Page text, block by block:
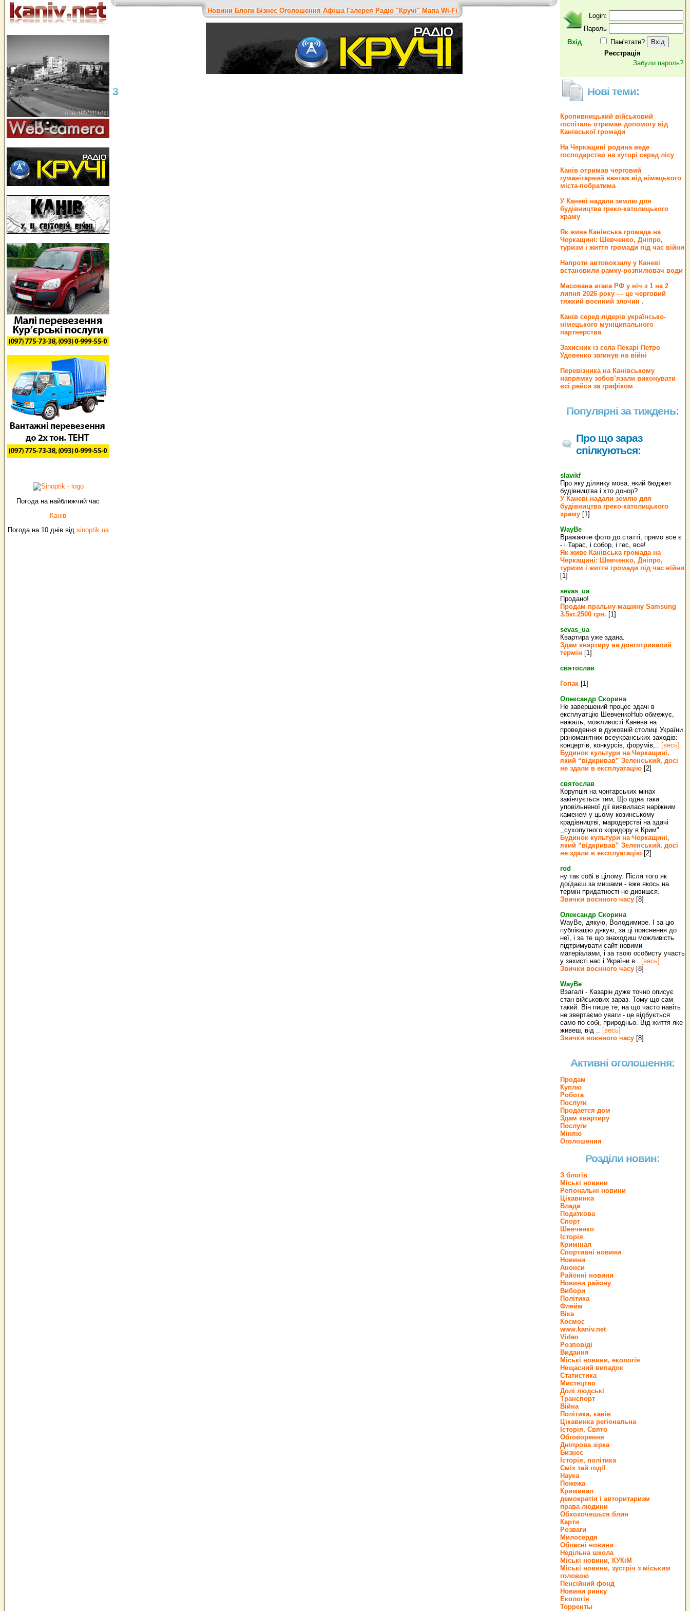
Погода на найближчий час
Канів
Погода на 10 днів від sinoptik.ua
Новини Блоги Бізнес Оголошення Афіша Галерея Радіо "Кручі" Мапа Wi-Fi
3
Вхід
Login:
Пароль
Пам'ятати?
Реєстрація
Забули пароль?
Нові теми:
Кропивницький військовий
госпіталь отримав допомогу від
Канівської громади
На Черкащині родина веде
господарство на хуторі серед лісу
Канів отримав черговий
гуманітарний вантаж від німецького
міста-побратима
У Каневі надали землю для
будівництва греко‐католицького
храму
Як живе Канівська громада на
Черкащині: Шевченко, Дніпро,
туризм і життя громади під час війни
Напроти автовокзалу у Каневі
встановили рамку-розпилювач води
Масована атака РФ у ніч з 1 на 2
липня 2026 року — це черговий
тяжкий воєнний злочин .
Канів серед лідерів українсько-
німецького муніципального
партнерства
Захисник із села Пекарі Петро
Удовенко загинув на війні
Перевізника на Канівському
напрямку зобов’язали виконувати
всі рейси за графіком
Популярні за тиждень:
Про що зараз
спілкуються:
slavikf
Про яку ділянку мова, який бюджет
будівництва і хто донор?
У Каневі надали землю для
будівництва греко‐католицького
храму [1]
WayBe
Вражаюче фото до статті, прямо все є
- і Тарас, і собор, і гес, все!
Як живе Канівська громада на
Черкащині: Шевченко, Дніпро,
туризм і життя громади під час війни
[1]
sevas_ua
Продано!
Продам пральну машину Samsung
3.5кг.2500 грн. [1]
sevas_ua
Квартира уже здана.
Здам квартиру на довготривалий
термін [1]
святослав
Гопак [1]
Олександр Скорина
Не завершений процес здачі в
експлуатцію ШевченкоHub обмежує,
нажаль, можливості Канева на
проведення в дужовній столиці України
різноманітних всеукранських заходів:
концертів, конкурсів, форумів,.. [весь]
Будинок культури на Черкащині,
який “відкривав” Зеленський, досі
не здали в експлуатацію [2]
святослав
Корупція на чонгарських мінах
закінчується тим, Що одна така
уповільненої дії виявилася наріжним
каменем у цьому козинському
крадівництві, мародерстві на здачі
,,сухопутного коридору в Крим"..
Будинок культури на Черкащині,
який “відкривав” Зеленський, досі
не здали в експлуатацію [2]
rod
ну так собі в цілому. Після того як
доїдаєш за мишами - вже якось на
термін придатності не дивишся.
Звички воєнного часу [8]
Олександр Скорина
WayBe, дякую, Володимире. І за цю
публікацію дякую, за ці пояснення до
неї, і за те що знаходиш можливість
підтримувати сайт новими
матеріалами, і за твою особисту участь
у захисті нас і України в.. [весь]
Звички воєнного часу [8]
WayBe
Взагалі - Казарін дуже точно описує
стан військових зараз. Тому що сам
такий. Він пише те, на що часто навіть
не звертаємо уваги - це відбується
само по собі, природньо. Від життя яке
живеш, від .. [весь]
Звички воєнного часу [8]
Активні оголошення:
Продам
Куплю
Робота
Послуги
Продается дом
Здам квартиру
Послуги
Міняю
Оголошення
Розділи новин:
З блогів
Міські новини
Регіональні новини
Цікавинка
Влада
Податкова
Спорт
Шевченко
Історія
Кримінал
Спортивні новини
Новини
Анонси
Районні новини
Новини району
Вибори
Політика
Флейм
Віка
Космос
www.kaniv.net
Video
Розповіді
Видання
Міські новини, екологія
Нещасний випадок
Статистика
Мистецтво
Долі людські
Транспорт
Війна
Політика, канів
Цікавинка регіональна
Історія, Свято
Обговорення
Дніпрова зірка
Бизнес
Історія, політика
Сміх тай годі!
Наука
Пожежа
Криминал
демократія і авторитаризм
права людини
Обхохочешься блин
Карти
Розваги
Милосердя
Обласні новини
Недільна школа
Міські новини, КУКіМ
Міські новини, зустріч з міським
головою
Пенсійний фонд
Новини ринку
Екологія
Торренты